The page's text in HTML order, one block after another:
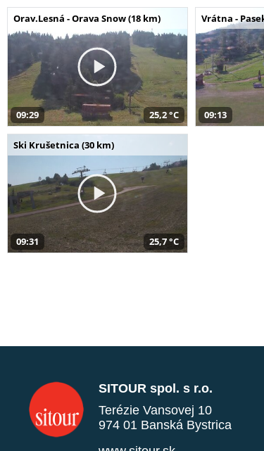
Orav.Lesná - Orava Snow (18 km)
09:29 25,2 °C
Vrátna -
09:13
Ski Krušetnica (30 km)
09:31 25,7 °C
SITOUR spol. s r.o.
Terézie Vansovej 10
974 01 Banská Bystrica